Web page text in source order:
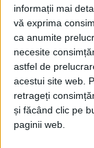
informații mai
vă exprima
ca anumite
necesite
astfel de
acestui site web.
retrageți
și făcând clic pe
paginii web.
strada și
octombrie să
sistematizare
principal și
Tags: catedrală
treceri de pietoni